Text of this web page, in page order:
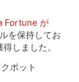
Fortune が
を保持してお
しました。